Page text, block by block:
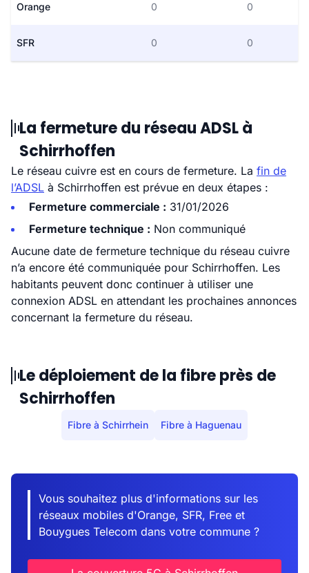
Orange 0 0
SFR 0 0
La fermeture du réseau ADSL à
Schirrhoffen
Le réseau cuivre est en cours de fermeture. La fin de
l’ADSL à Schirrhoffen est prévue en deux étapes :
Fermeture commerciale : 31/01/2026
Fermeture technique : Non communiqué
Aucune date de fermeture technique du réseau cuivre
n’a encore été communiquée pour Schirrhoffen. Les
habitants peuvent donc continuer à utiliser une
connexion ADSL en attendant les prochaines annonces
concernant la fermeture du réseau.
Le déploiement de la fibre près de
Schirrhoffen
Fibre à Schirrhein Fibre à Haguenau
Vous souhaitez plus d'informations sur les
réseaux mobiles d'Orange, SFR, Free et
Bouygues Telecom dans votre commune ?